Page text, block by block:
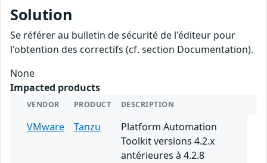
Solution
Se référer au bulletin de sécurité de l'éditeur pour
l'obtention des correctifs (cf. section Documentation).
None
Impacted products
VENDOR PRODUCT DESCRIPTION
VMware Tanzu
Platform Automation
Toolkit versions 4.2.x
antérieures à 4.2.8